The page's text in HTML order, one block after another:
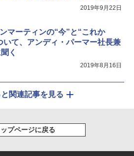
2019年9月22日
マーティンの“今”と“これか
いて、アンディ・パーマー社長兼
く
2019年8月16日
と関連記事を見る
ップページに戻る